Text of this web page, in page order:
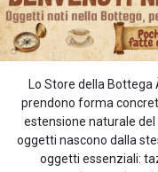
Lo Store della Bottega
prendono forma
estensione naturale
oggetti nascono dalla
oggetti essenziali: